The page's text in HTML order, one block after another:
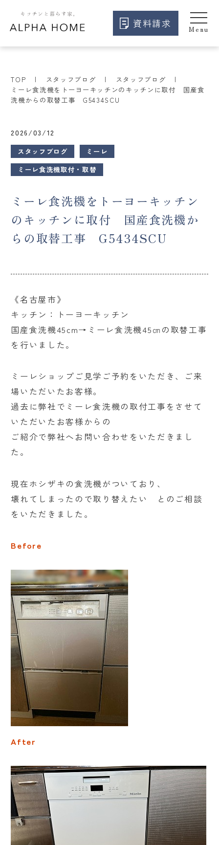
資料請求
TOP スタッフブログ
スタッフブログ
ミーレ食洗機をトーヨーキッチンのキッチンに取付 国産食
洗機からの取替工事 G5434SCU
2026/03/12
スタッフブログ
ミーレ
ミーレ食洗機取付・取替
ミーレ食洗機をトーヨーキッチン
のキッチンに取付 国産食洗機か
らの取替工事 G5434SCU
《名古屋市》
キッチン：トーヨーキッチン
国産食洗機45cm→ミーレ食洗機45㎝の取替工事
を行いました。
ミーレショップご見学ご予約をいただき、ご来
場いただいたお客様。
過去に弊社でミーレ食洗機の取付工事をさせて
いただいたお客様からの
ご紹介で弊社へお問い合わせをいただきまし
た。
現在ホシザキの食洗機がついており、
壊れてしまったので取り替えたい とのご相談
をいただきました。
Before
After